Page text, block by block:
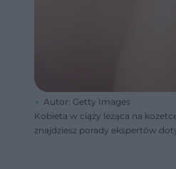
Autor: Getty Images
Kobieta w ciąży leżąca na
znajdziesz porady ekspertów